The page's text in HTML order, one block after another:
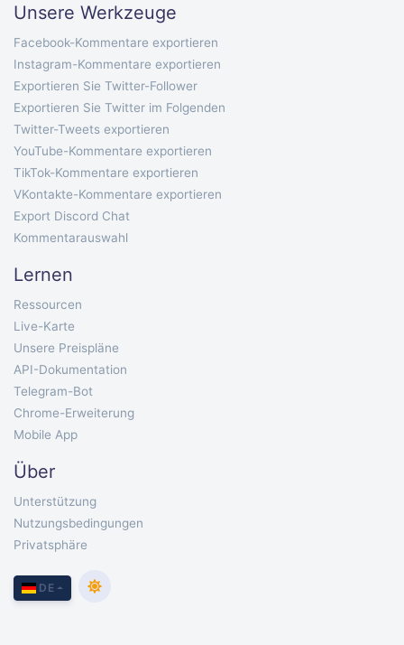
Unsere Werkzeuge
Facebook-Kommentare exportieren
Instagram-Kommentare exportieren
Exportieren Sie Twitter-Follower
Exportieren Sie Twitter im Folgenden
Twitter-Tweets exportieren
YouTube-Kommentare exportieren
TikTok-Kommentare exportieren
VKontakte-Kommentare exportieren
Export Discord Chat
Kommentarauswahl
Lernen
Ressourcen
Live-Karte
Unsere Preispläne
API-Dokumentation
Telegram-Bot
Chrome-Erweiterung
Mobile App
Über
Unterstützung
Nutzungsbedingungen
Privatsphäre
DE